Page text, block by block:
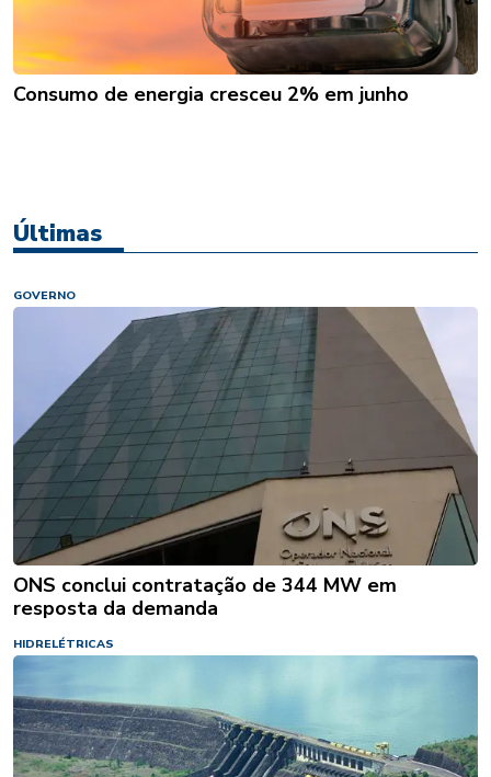
Consumo de energia cresceu 2% em junho
Últimas
GOVERNO
ONS conclui contratação de 344 MW em
resposta da demanda
HIDRELÉTRICAS